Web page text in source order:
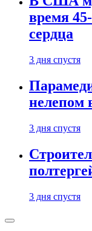
время
сердца
3 дня спустя
нелепом
3 дня спустя
3 дня спустя